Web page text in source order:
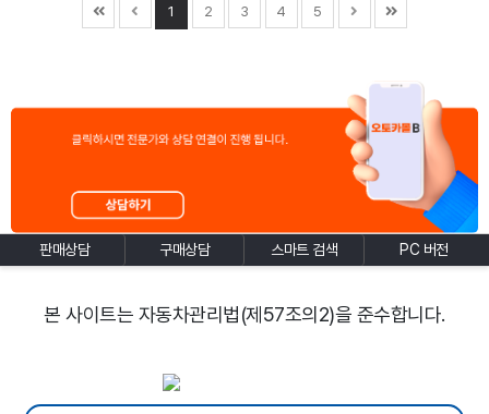
1 2 3 4 5
판매상담 구매상담 스마트 검색 PC 버전
본 사이트는 자동차관리법(제57조의2)을 준수합니다.